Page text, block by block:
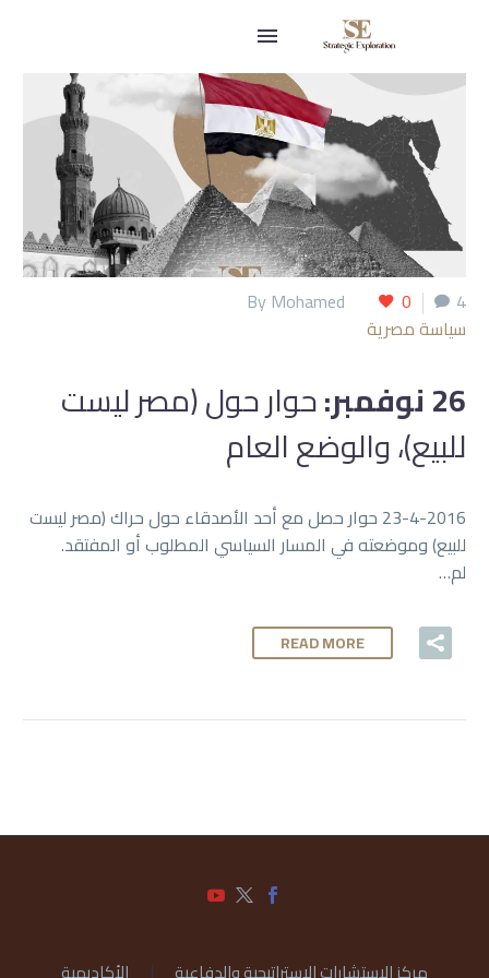
4
0
By Mohamed
سياسة مصرية
26 نوفمبر:
حوار حول (مصر ليست
للبيع)، والوضع العام
23-4-2016 حوار حصل مع أحد الأصدقاء حول حراك (مصر ليست
للبيع) وموضعته في المسار السياسي المطلوب أو المفتقد.
لم…
READ MORE